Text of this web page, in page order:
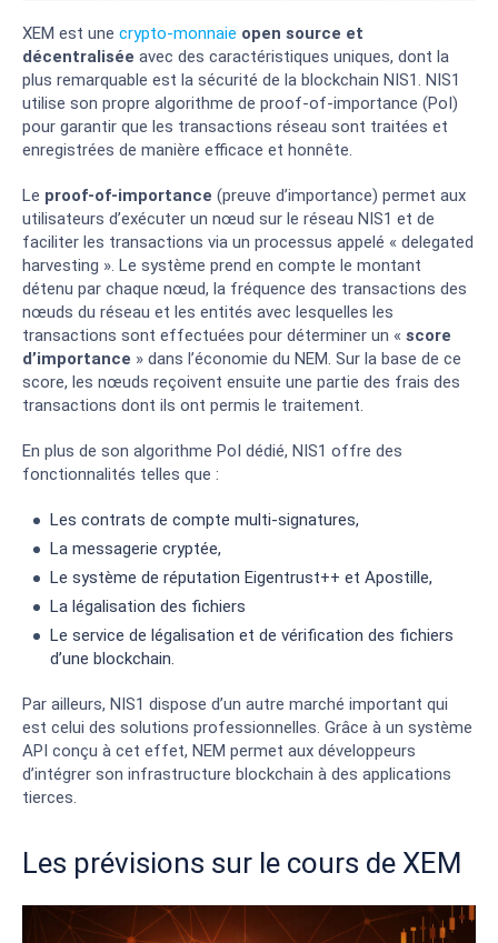
XEM est une crypto-monnaie open source et
décentralisée avec des caractéristiques uniques, dont la
plus remarquable est la sécurité de la blockchain NIS1. NIS1
utilise son propre algorithme de proof-of-importance (PoI)
pour garantir que les transactions réseau sont traitées et
enregistrées de manière efficace et honnête.
Le proof-of-importance (preuve d’importance) permet aux
utilisateurs d’exécuter un nœud sur le réseau NIS1 et de
faciliter les transactions via un processus appelé « delegated
harvesting ». Le système prend en compte le montant
détenu par chaque nœud, la fréquence des transactions des
nœuds du réseau et les entités avec lesquelles les
transactions sont effectuées pour déterminer un « score
d’importance » dans l’économie du NEM. Sur la base de ce
score, les nœuds reçoivent ensuite une partie des frais des
transactions dont ils ont permis le traitement.
En plus de son algorithme PoI dédié, NIS1 offre des
fonctionnalités telles que :
Les contrats de compte multi-signatures,
La messagerie cryptée,
Le système de réputation Eigentrust++ et Apostille,
La légalisation des fichiers
Le service de légalisation et de vérification des fichiers
d’une blockchain.
Par ailleurs, NIS1 dispose d’un autre marché important qui
est celui des solutions professionnelles. Grâce à un système
API conçu à cet effet, NEM permet aux développeurs
d’intégrer son infrastructure blockchain à des applications
tierces.
Les prévisions sur le cours de XEM